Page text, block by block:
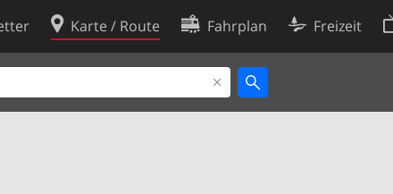
Karte / Route Fahrplan Freizeit
Cookie-Richtlinie
Cookie-Einstellungen